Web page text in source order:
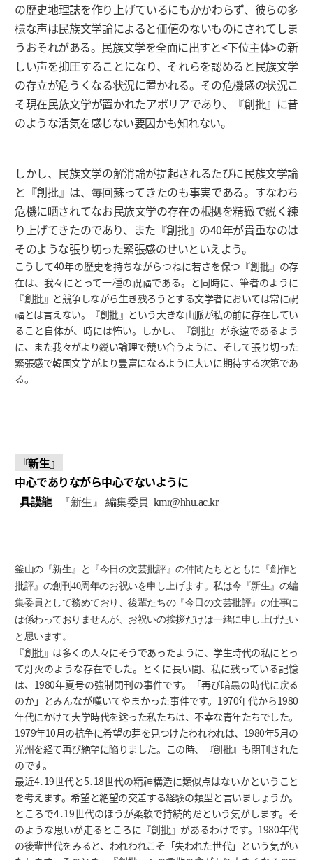
の歴史地理誌を作り上げているにもかかわらず、彼らの多
様な声は民族文学論によると価値のないものにされてしま
うおそれがある。民族文学を全面に出すと<下位主体>の新
しい声を抑圧することになり、それらを認めると民族文学
の存立が危うくなる状況に置かれる。その危機感の状況こ
そ現在民族文学が置かれたアポリアであり、『創批』に昔
のような活気を感じない要因かも知れない。
しかし、民族文学の解消論が提起されるたびに民族文学論
と『創批』は、毎回蘇ってきたのも事実である。すなわち
危機に晒されてなお民族文学の存在の根拠を精緻で鋭く練
り上げてきたのであり、また『創批』の40年が貴重なのは
そのような張り切った緊張感のせいといえよう。
こうして40年の歴史を持ちながらつねに若さを保つ『創批』の存
在は、我々にとって一種の祝福である。と同時に、筆者のように
『創批』と競争しながら生き残ろうとする文学者においては常に祝
福とは言えない。『創批』という大きな山脈が私の前に存在してい
ること自体が、時には怖い。しかし、『創批』が永遠であるよう
に、また我々がより鋭い論理で競い合うように、そして張り切った
緊張感で韓国文学がより豊富になるように大いに期待する次第であ
る。
『新生』
中心でありながら中心でないように
具謨龍『新生』 編集委員 kmr@hhu.ac.kr
釜山の『新生』と『今日の文芸批評』の仲間たちとともに『創作と
批評』の創刊40周年のお祝いを申し上げます。私は今『新生』の編
集委員として務めており、後輩たちの『今日の文芸批評』の仕事に
は係わっておりませんが、お祝いの挨拶だけは一緒に申し上げたい
と思います。
『創批』は多くの人々にそうであったように、学生時代の私にとっ
て灯火のような存在でした。とくに長い間、私に残っている記憶
は、1980年夏号の強制閉刊の事件です。「再び暗黒の時代に戻る
のか」とみんなが嘆いてやまかった事件です。1970年代から1980
年代にかけて大学時代を送った私たちは、不幸な青年たちでした。
1979年10月の抗争に希望の芽を見つけたわれわれは、1980年5月の
光州を経て再び絶望に陥りました。この時、『創批』も閉刊された
のです。
最近4․19世代と5․18世代の精神構造に類似点はないかということ
を考えます。希望と絶望の交差する経験の類型と言いましょうか。
ところで4․19世代のほうが柔軟で持続的だという気がします。そ
のような思いが走るところに『創批』があるわけです。1980年代
の後輩世代をみると、われわれこそ「失われた世代」という気がい